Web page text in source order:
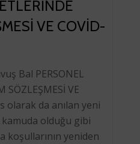
VE COVİD-
Bal PERSONEL
SÖZLEŞMESİ VE
olarak da anılan yeni
olduğu gibi
koşullarının yeniden